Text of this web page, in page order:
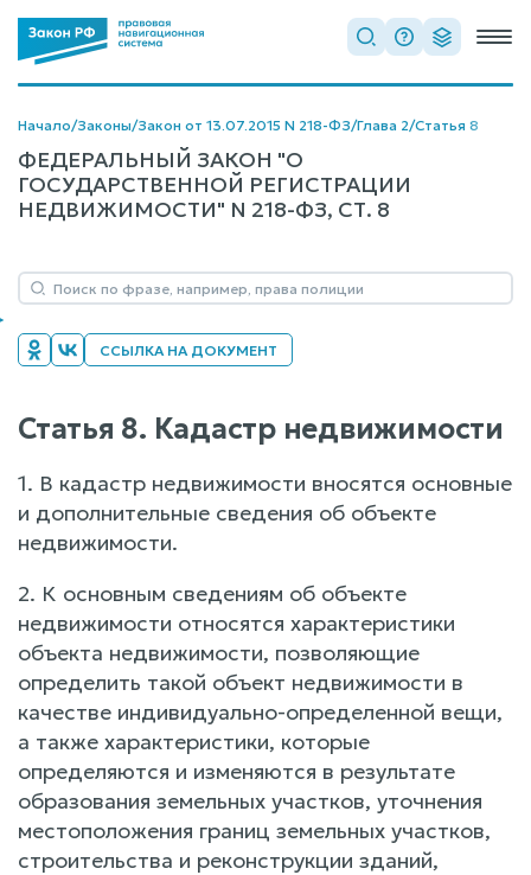
Начало/Законы/Закон от 13.07.2015 N 218-ФЗ/Глава 2/Статья 8
ФЕДЕРАЛЬНЫЙ ЗАКОН "О
ГОСУДАРСТВЕННОЙ РЕГИСТРАЦИИ
НЕДВИЖИМОСТИ" N 218-ФЗ, СТ. 8
ССЫЛКА НА ДОКУМЕНТ
Статья 8. Кадастр недвижимости
1. В кадастр недвижимости вносятся основные
и дополнительные сведения об объекте
недвижимости.
2. К основным сведениям об объекте
недвижимости относятся характеристики
объекта недвижимости, позволяющие
определить такой объект недвижимости в
качестве индивидуально-определенной вещи,
а также характеристики, которые
определяются и изменяются в результате
образования земельных участков, уточнения
местоположения границ земельных участков,
строительства и реконструкции зданий,